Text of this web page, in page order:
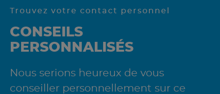
Trouvez votre contact personnel
CONSEILS
PERSONNALISÉS
Nous serions heureux de vous
conseiller personnellement sur ce